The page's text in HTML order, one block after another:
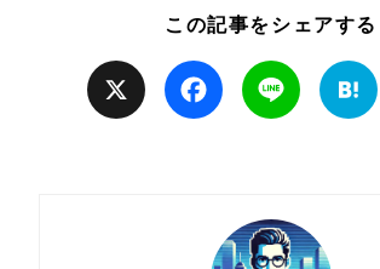
この記事をシェアする
Facebook Line